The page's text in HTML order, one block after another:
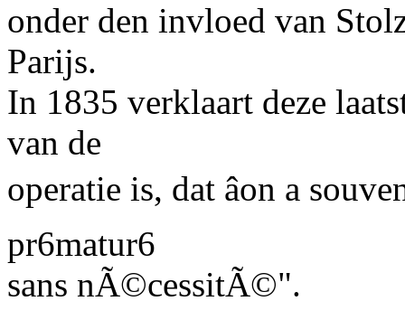
onder den invloed van
Parijs.
In 1835 verklaart deze
van de
operatie is, dat âon a
pr6matur6
sans nÃ©cessitÃ©".